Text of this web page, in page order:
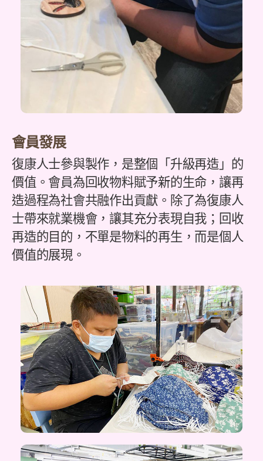
會員發展
復康人士參與製作，是整個「升級再造」的
價值。會員為回收物料賦予新的生命，讓再
造過程為社會共融作出貢獻。除了為復康人
士帶來就業機會，讓其充分表現自我；回收
再造的目的，不單是物料的再生，而是個人
價值的展現。